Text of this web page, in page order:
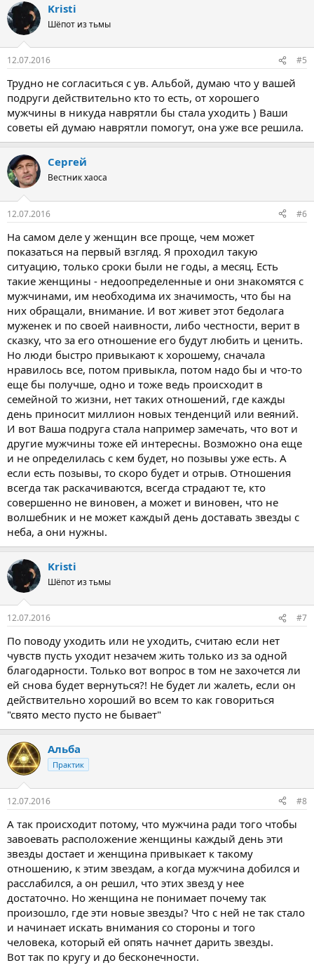
к
ц
и
Kristi
Шёпот из тьмы
12.07.2016 #5
Трудно не согласиться с ув. Альбой, думаю что у вашей
подруги действительно кто то есть, от хорошего
мужчины в никуда наврятли бы стала уходить ) Ваши
советы ей думаю наврятли помогут, она уже все решила.
Сергей
Вестник хаоса
12.07.2016 #6
На самом деле у женщин все проще, чем может
показаться на первый взгляд. Я проходил такую
ситуацию, только сроки были не годы, а месяц. Есть
такие женщины - недоопределенные и они знакомятся с
мужчинами, им необходима их значимость, что бы на
них обращали, внимание. И вот живет этот бедолага
муженек и по своей наивности, либо честности, верит в
сказку, что за его отношение его будут любить и ценить.
Но люди быстро привыкают к хорошему, сначала
нравилось все, потом привыкла, потом надо бы и что-то
еще бы получше, одно и тоже ведь происходит в
семейной то жизни, нет таких отношений, где кажды
день приносит миллион новых тенденций или веяний.
И вот Ваша подруга стала например замечать, что вот и
другие мужчины тоже ей интересны. Возможно она еще
и не определилась с кем будет, но позывы уже есть. А
если есть позывы, то скоро будет и отрыв. Отношения
всегда так раскачиваются, всегда страдают те, кто
совершенно не виновен, а может и виновен, что не
волшебник и не может каждый день доставать звезды с
неба, а они нужны.
Kristi
Шёпот из тьмы
12.07.2016 #7
По поводу уходить или не уходить, считаю если нет
чувств пусть уходит незачем жить только из за одной
благодарности. Только вот вопрос в том не захочется ли
ей снова будет вернуться?! Не будет ли жалеть, если он
действительно хороший во всем то как говориться
"свято место пусто не бывает"
Альба
Практик
12.07.2016 #8
А так происходит потому, что мужчина ради того чтобы
завоевать расположение женщины каждый день эти
звезды достает и женщина привыкает к такому
отношению, к этим звездам, а когда мужчина добился и
расслабился, а он решил, что этих звезд у нее
достаточно. Но женщина не понимает почему так
произошло, где эти новые звезды? Что с ней не так стало
и начинает искать внимания со стороны и того
человека, который ей опять начнет дарить звезды.
Вот так по кругу и до бесконечности.